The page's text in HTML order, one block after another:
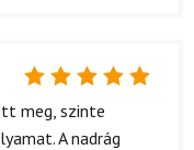
Értékelés:
/ 5
meg, szinte
A nadrág